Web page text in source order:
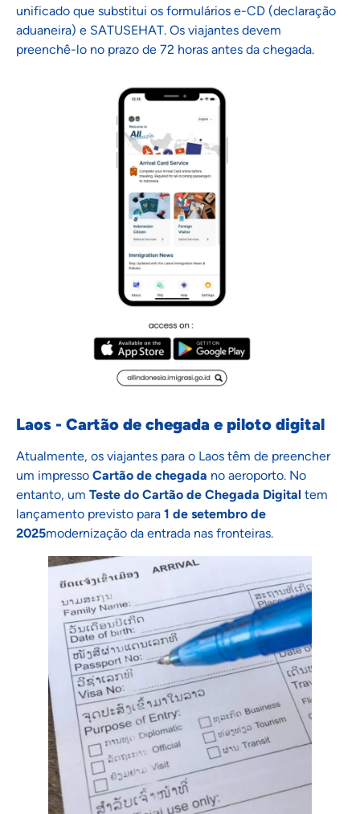
unificado que substitui os formulários e-CD (declaração
aduaneira) e SATUSEHAT. Os viajantes devem
preenchê-lo no prazo de 72 horas antes da chegada.
Laos - Cartão de chegada e piloto digital
Atualmente, os viajantes para o Laos têm de preencher
um impresso Cartão de chegada no aeroporto. No
entanto, um Teste do Cartão de Chegada Digital tem
lançamento previsto para 1 de setembro de
2025modernização da entrada nas fronteiras.